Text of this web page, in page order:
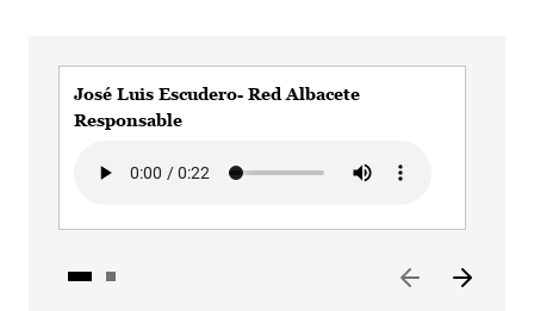
José Luis Escudero- Red Albacete
Responsable